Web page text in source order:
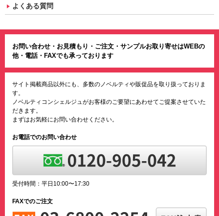
よくある質問
お問い合わせ・お見積もり・ご注文・サンプルお取り寄せはWEBの
他・電話・FAXでも承っております
サイト掲載商品以外にも、多数のノベルティや販促品を取り扱っておりま
す。
ノベルティコンシェルジュがお客様のご要望にあわせてご提案させていた
だきます。
まずはお気軽にお問い合わせください。
お電話でのお問い合わせ
受付時間：平日10:00〜17:30
FAXでのご注文